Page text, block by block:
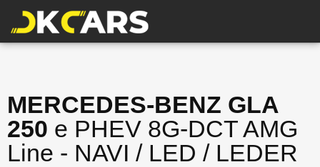
MERCEDES-BENZ GLA
250 e PHEV 8G-DCT AMG
Line - NAVI / LED / LEDER